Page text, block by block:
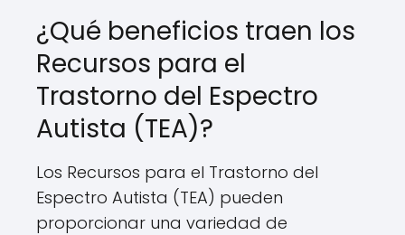
¿Qué beneficios traen los
Recursos para el
Trastorno del Espectro
Autista (TEA)?
Los Recursos para el Trastorno del
Espectro Autista (TEA) pueden
proporcionar una variedad de